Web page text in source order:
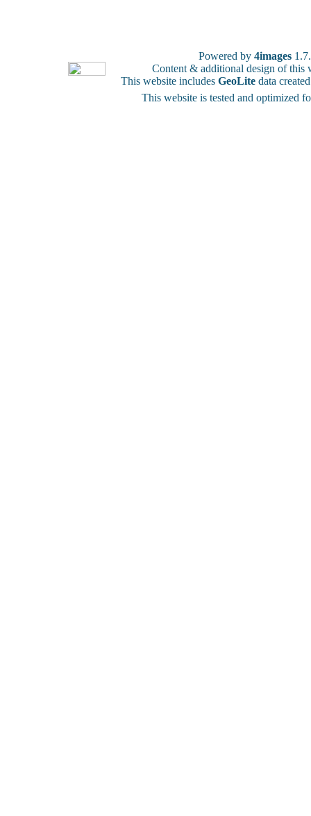
Powered by 4images
Content & additional design of
This website includes GeoLite data
This website is tested and optimized